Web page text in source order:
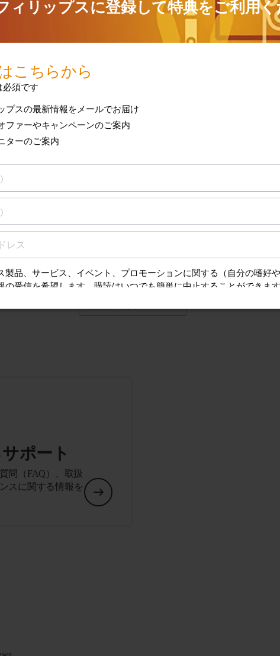
ガムヘルス
ダイヤモンドクリーン
ダイヤモンドクリーン スマート
ヘルシーホワイトプラス
プロテクトクリーン
ラシヘッド認識機能対応 ○
ポート
問（FAQ）、取扱
スに関する情報を